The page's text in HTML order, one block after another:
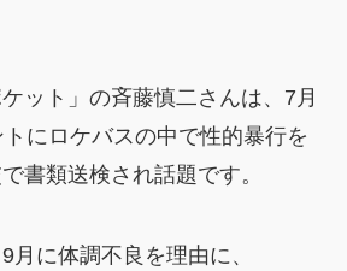
ット」の斉藤慎二さんは、7月
にロケバスの中で性的暴行を
書類送検され話題です。
月に体調不良を理由に、